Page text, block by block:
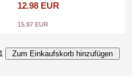
12.98 EUR
15.97 EUR